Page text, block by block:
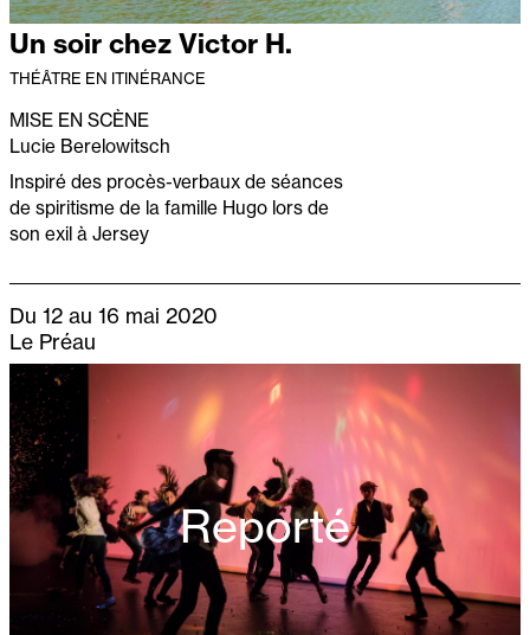
Un soir chez Victor H.
THÉÂTRE EN ITINÉRANCE
MISE EN SCÈNE
Lucie Berelowitsch
Inspiré des procès-verbaux de séances
de spiritisme de la famille Hugo lors de
son exil à Jersey
Du 12 au 16 mai 2020
Le Préau
Reporté